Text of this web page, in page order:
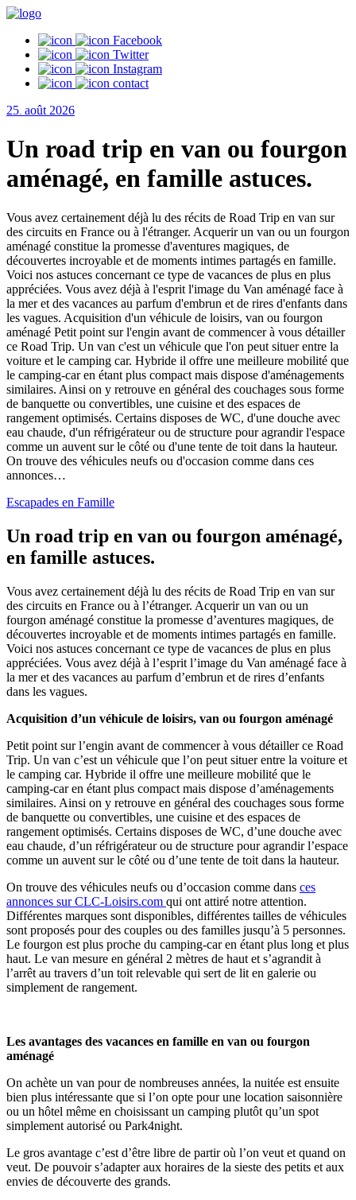
Facebook
Twitter
Instagram
contact
25. août 2026
Un road trip en van ou fourgon
aménagé, en famille astuces.
Vous avez certainement déjà lu des récits de Road Trip en van sur
des circuits en France ou à l'étranger. Acquerir un van ou un fourgon
aménagé constitue la promesse d'aventures magiques, de
découvertes incroyable et de moments intimes partagés en famille.
Voici nos astuces concernant ce type de vacances de plus en plus
appréciées. Vous avez déjà à l'esprit l'image du Van aménagé face à
la mer et des vacances au parfum d'embrun et de rires d'enfants dans
les vagues. Acquisition d'un véhicule de loisirs, van ou fourgon
aménagé Petit point sur l'engin avant de commencer à vous détailler
ce Road Trip. Un van c'est un véhicule que l'on peut situer entre la
voiture et le camping car. Hybride il offre une meilleure mobilité que
le camping-car en étant plus compact mais dispose d'aménagements
similaires. Ainsi on y retrouve en général des couchages sous forme
de banquette ou convertibles, une cuisine et des espaces de
rangement optimisés. Certains disposes de WC, d'une douche avec
eau chaude, d'un réfrigérateur ou de structure pour agrandir l'espace
comme un auvent sur le côté ou d'une tente de toit dans la hauteur.
On trouve des véhicules neufs ou d'occasion comme dans ces
annonces…
Escapades en Famille
Un road trip en van ou fourgon aménagé,
en famille astuces.
Vous avez certainement déjà lu des récits de Road Trip en van sur
des circuits en France ou à l’étranger. Acquerir un van ou un
fourgon aménagé constitue la promesse d’aventures magiques, de
découvertes incroyable et de moments intimes partagés en famille.
Voici nos astuces concernant ce type de vacances de plus en plus
appréciées. Vous avez déjà à l’esprit l’image du Van aménagé face à
la mer et des vacances au parfum d’embrun et de rires d’enfants
dans les vagues.
Acquisition d’un véhicule de loisirs, van ou fourgon aménagé
Petit point sur l’engin avant de commencer à vous détailler ce Road
Trip. Un van c’est un véhicule que l’on peut situer entre la voiture et
le camping car. Hybride il offre une meilleure mobilité que le
camping-car en étant plus compact mais dispose d’aménagements
similaires. Ainsi on y retrouve en général des couchages sous forme
de banquette ou convertibles, une cuisine et des espaces de
rangement optimisés. Certains disposes de WC, d’une douche avec
eau chaude, d’un réfrigérateur ou de structure pour agrandir l’espace
comme un auvent sur le côté ou d’une tente de toit dans la hauteur.
On trouve des véhicules neufs ou d’occasion comme dans ces
annonces sur CLC-Loisirs.com qui ont attiré notre attention.
Différentes marques sont disponibles, différentes tailles de véhicules
sont proposés pour des couples ou des familles jusqu’à 5 personnes.
Le fourgon est plus proche du camping-car en étant plus long et plus
haut. Le van mesure en général 2 mètres de haut et s’agrandit à
l’arrêt au travers d’un toit relevable qui sert de lit en galerie ou
simplement de rangement.
Les avantages des vacances en famille en van ou fourgon
aménagé
On achète un van pour de nombreuses années, la nuitée est ensuite
bien plus intéressante que si l’on opte pour une location saisonnière
ou un hôtel même en choisissant un camping plutôt qu’un spot
simplement autorisé ou Park4night.
Le gros avantage c’est d’être libre de partir où l’on veut et quand on
veut. De pouvoir s’adapter aux horaires de la sieste des petits et aux
envies de découverte des grands.